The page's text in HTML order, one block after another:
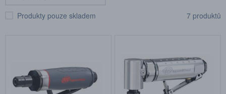
Produkty pouze skladem 7 produktů